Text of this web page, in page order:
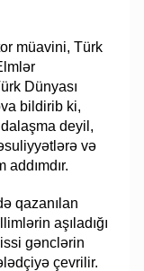
müavini, Türk
Dünyası
bildirib ki,
deyil,
və
qazanılan
aşıladığı
gənclərin
çevrilir.